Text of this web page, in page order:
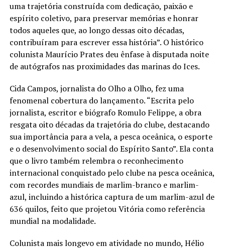
uma trajetória construída com dedicação, paixão e
espírito coletivo, para preservar memórias e honrar
todos aqueles que, ao longo dessas oito décadas,
contribuíram para escrever essa história”. O histórico
colunista Maurício Prates deu ênfase à disputada noite
de autógrafos nas proximidades das marinas do Ices.
Cida Campos, jornalista do Olho a Olho, fez uma
fenomenal cobertura do lançamento. “Escrita pelo
jornalista, escritor e biógrafo Romulo Felippe, a obra
resgata oito décadas da trajetória do clube, destacando
sua importância para a vela, a pesca oceânica, o esporte
e o desenvolvimento social do Espírito Santo”. Ela conta
que o livro também relembra o reconhecimento
internacional conquistado pelo clube na pesca oceânica,
com recordes mundiais de marlim-branco e marlim-
azul, incluindo a histórica captura de um marlim-azul de
636 quilos, feito que projetou Vitória como referência
mundial na modalidade.
Colunista mais longevo em atividade no mundo, Hélio